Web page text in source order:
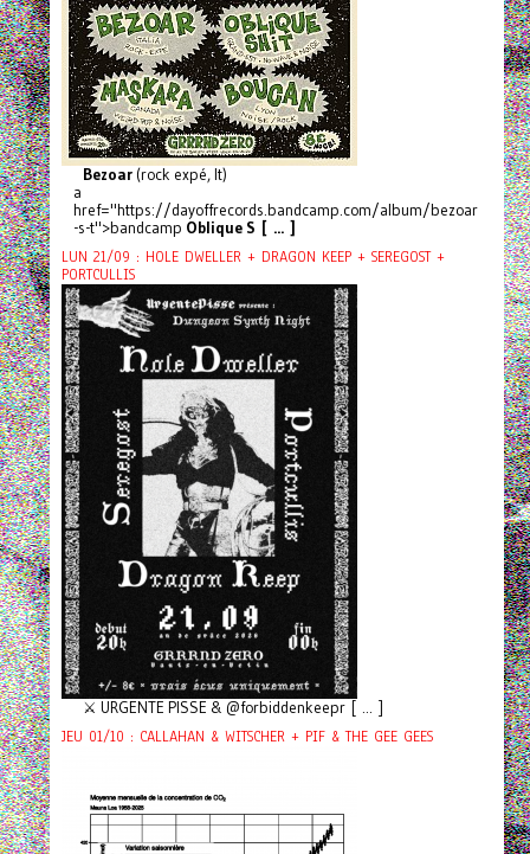
Bezoar(rock expé, It)
a
href="https://dayoffrecords.bandcamp.com/album/bezoar
-s-t">bandcamp Oblique S [ ... ]
LUN 21/09 : HOLE DWELLER + DRAGON KEEP + SEREGOST +
PORTCULLIS
⚔️ URGENTE PISSE & @forbiddenkeepr [ ... ]
JEU 01/10 : CALLAHAN & WITSCHER + PIF & THE GEE GEES